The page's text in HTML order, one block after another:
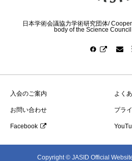
日本学術会議協力学術研究団体/
body of the Science
入会のご案内 よく
お問い合わせ プラ
Facebook
Copyright © JASID Official